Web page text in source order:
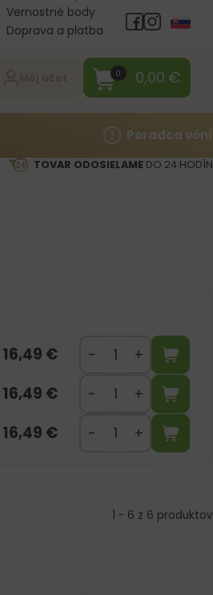
Vernostné body
Doprava a platba
0 0,00 €
Poradca vôní
TOVAR ODOSIELAME DO 24 HODÍN
16,49 €
16,49 €
16,49 €
1 - 6 z 6 produktov